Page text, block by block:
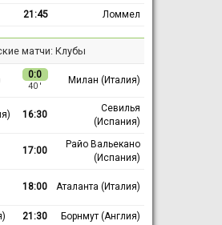
21:45 Ломмел
матчи: Клубы
0:0
40 ′
Милан (Италия)
16:30
Севилья
(Испания)
17:00
Райо Вальекано
(Испания)
18:00 Аталанта (Италия)
21:30 Борнмут (Англия)